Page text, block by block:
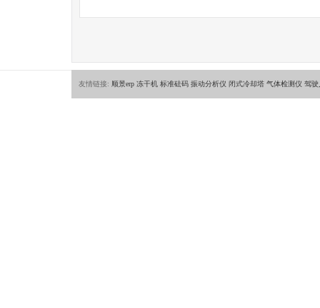
友情链接: 顺景erp 冻干机 标准砝码 振动分析仪 闭式冷却塔 气体检测仪 驾驶